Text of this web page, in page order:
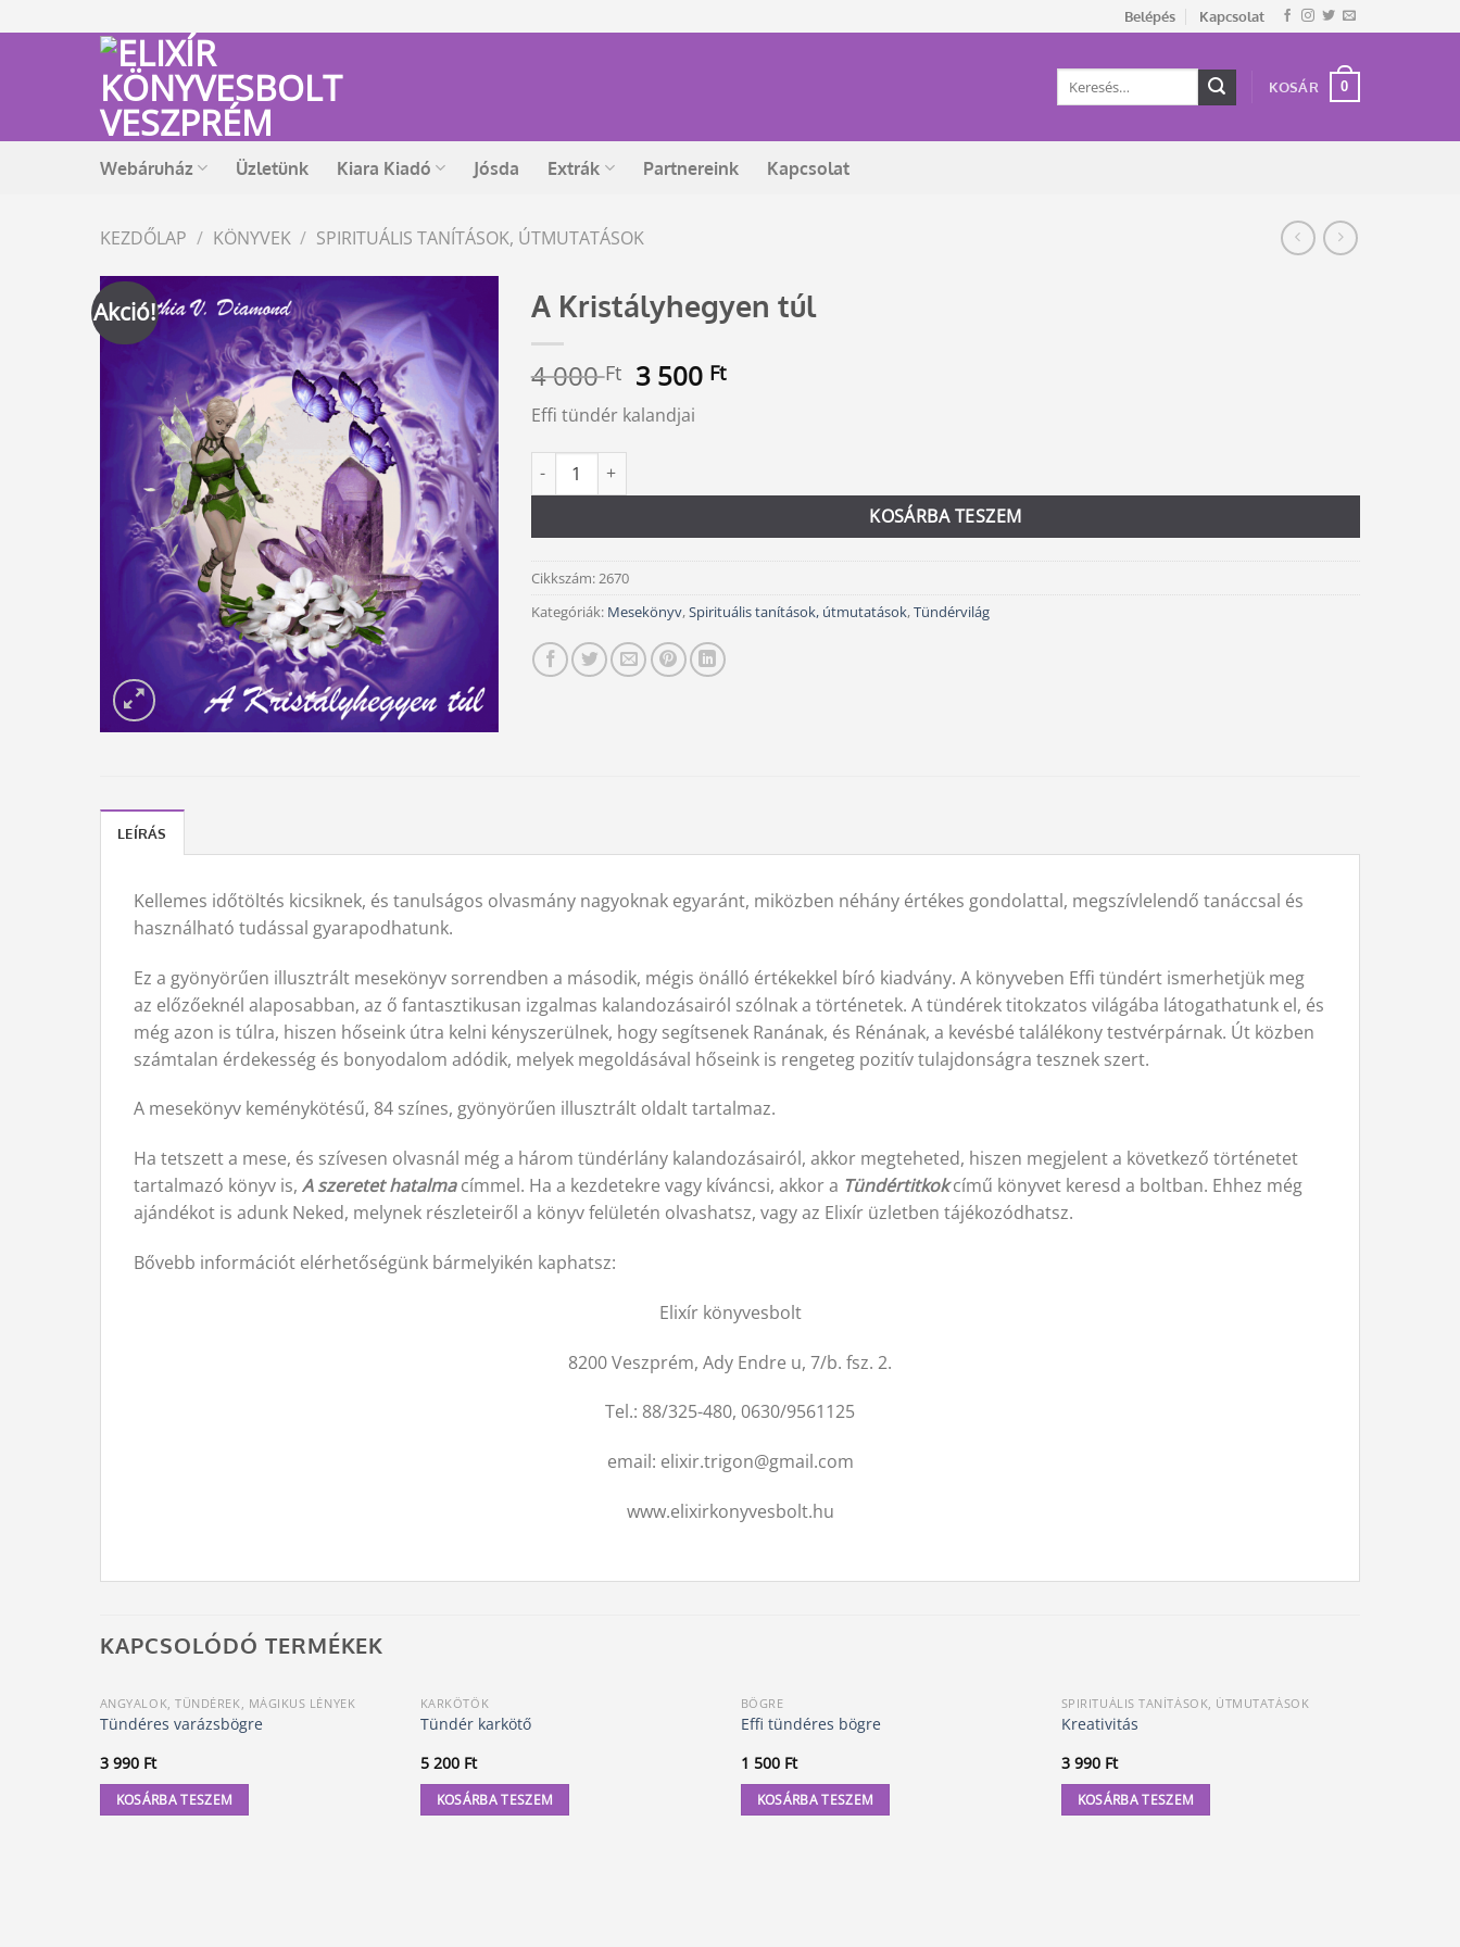
to
Belépés Kapcsolat
Keresés
KOSÁR 0
Webáruház Üzletünk Kiara Kiadó Jósda Extrák Partnereink Kapcsolat
KEZDŐLAP / KÖNYVEK / SPIRITUÁLIS TANÍTÁSOK, ÚTMUTATÁSOK
Akció! A Kristályhegyen túl
4 000Ft Original
price
was:
3 500 FtCurrent
Effi tündér kalandjai
A Kristályhegyen túl mennyiség
KOSÁRBA TESZEM
Alternative:
Cikkszám:2670
Kategóriák: Mesekönyv,Spirituális tanítások, útmutatások,Tündérvilág
LEÍRÁS
Kellemes időtöltés kicsiknek, és tanulságos olvasmány nagyoknak egyaránt, miközben néhány értékes gondolattal, megszívlelendő tanáccsal és
használható tudással gyarapodhatunk.
Ez a gyönyörűen illusztrált mesekönyv sorrendben a második, mégis önálló értékekkel bíró kiadvány. A könyveben Effi tündért ismerhetjük meg
az előzőeknél alaposabban, az ő fantasztikusan izgalmas kalandozásairól szólnak a történetek. A tündérek titokzatos világába látogathatunk el, és
még azon is túlra, hiszen hőseink útra kelni kényszerülnek, hogy segítsenek Ranának, és Rénának, a kevésbé találékony testvérpárnak. Út közben
számtalan érdekesség és bonyodalom adódik, melyek megoldásával hőseink is rengeteg pozitív tulajdonságra tesznek szert.
A mesekönyv keménykötésű, 84 színes, gyönyörűen illusztrált oldalt tartalmaz.
Ha tetszett a mese, és szívesen olvasnál még a három tündérlány kalandozásairól, akkor megteheted, hiszen megjelent a következő történetet
tartalmazó könyv is, A szeretet hatalmacímmel. Ha a kezdetekre vagy kíváncsi, akkor a Tündértitkokcímű könyvet keresd a boltban. Ehhez még
ajándékot is adunk Neked, melynek részleteiről a könyv felületén olvashatsz, vagy az Elixír üzletben tájékozódhatsz.
Bővebb információt elérhetőségünk bármelyikén kaphatsz:
Elixír könyvesbolt
8200 Veszprém, Ady Endre u, 7/b. fsz. 2.
Tel.: 88/325-480, 0630/9561125
email: elixir.trigon@gmail.com
www.elixirkonyvesbolt.hu
KAPCSOLÓDÓ TERMÉKEK
ANGYALOK, TÜNDÉREK, MÁGIKUS LÉNYEK
Tündéres varázsbögre
3 990 Ft
KOSÁRBA TESZEM
KARKÖTŐK
Tündér karkötő
5 200 Ft
KOSÁRBA TESZEM
BÖGRE
Effi tündéres bögre
1 500 Ft
KOSÁRBA TESZEM
SPIRITUÁLIS TANÍTÁSOK, ÚTMUTATÁSOK
Kreativitás
3 990 Ft
KOSÁRBA TESZEM